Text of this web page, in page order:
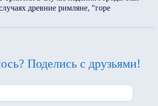
древние римляне, "горе
Поделись с друзьями!